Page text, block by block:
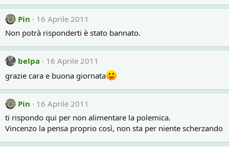
Pin
16 Aprile 2011
Non potrà risponderti è stato bannato.
belpa
16 Aprile 2011
grazie cara e buona giornata
Pin
16 Aprile 2011
ti rispondo qui per non alimentare la polemica.
Vincenzo la pensa proprio così, non sta per niente scherzando